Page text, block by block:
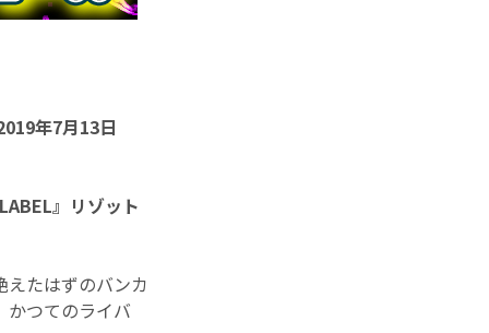
年7月13日
』リゾット
たはずのバンカ
かつてのライバ